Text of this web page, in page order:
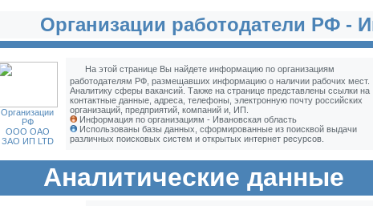
Организации работодатели РФ -
Организации
РФ
ООО ОАО
ЗАО ИП LTD
На этой странице Вы найдете информацию по организациям
работодателям РФ, размещавших информацию о наличии рабочих мест.
Аналитику сферы вакансий. Также на странице представлены ссылки на
контактные данные, адреса, телефоны, электронную почту российских
организаций, предприятий, компаний и, ИП.
Информация по организациям - Ивановская область
Использованы базы данных, сформированные из поисквой выдачи
различных поисковых систем и открытых интернет ресурсов.
Аналитические данные